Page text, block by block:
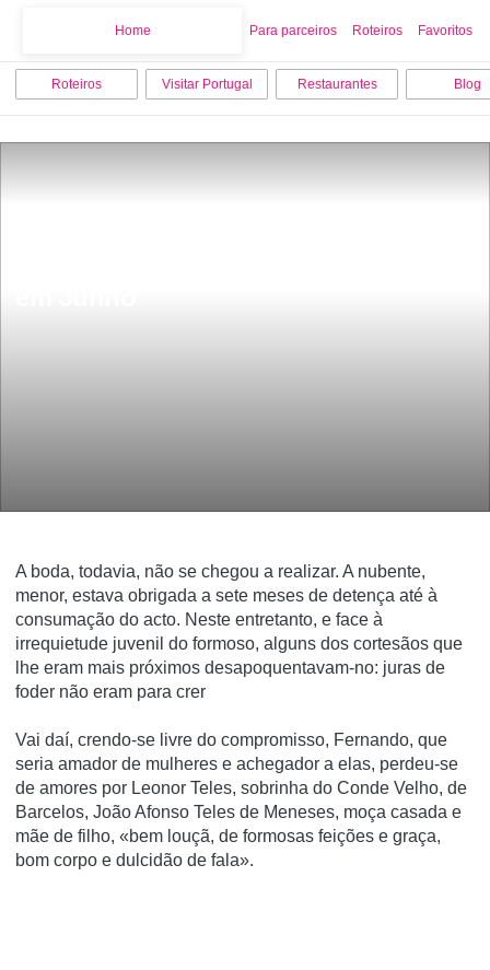
Home Para parceiros Roteiros Favoritos
Roteiros Visitar Portugal Restaurantes Blog
A boda, todavia, não se chegou a realizar. A nubente,
menor, estava obrigada a sete meses de detença até à
consumação do acto. Neste entretanto, e face à
irrequietude juvenil do formoso, alguns dos cortesãos que
lhe eram mais próximos desapoquentavam-no: juras de
foder não eram para crer
Vai daí, crendo-se livre do compromisso, Fernando, que
seria amador de mulheres e achegador a elas, perdeu-se
de amores por Leonor Teles, sobrinha do Conde Velho, de
Barcelos, João Afonso Teles de Meneses, moça casada e
mãe de filho, «bem louçã, de formosas feições e graça,
bom corpo e dulcidão de fala».